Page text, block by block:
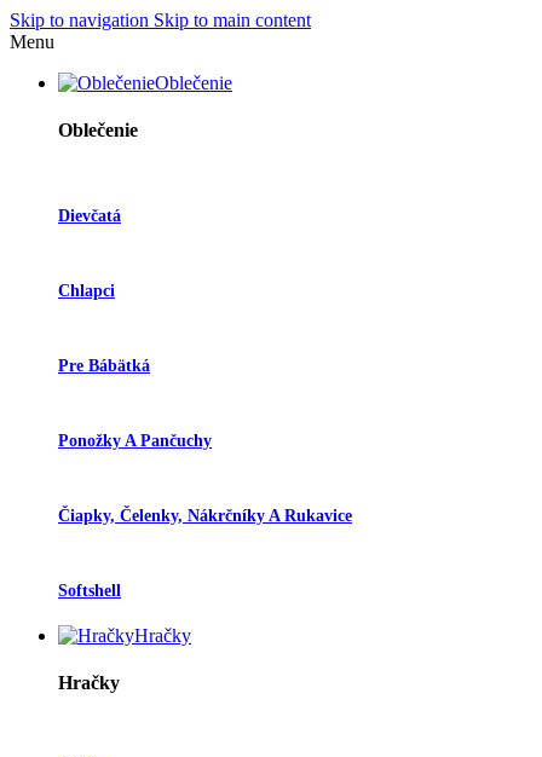
Skip to navigation Skip to main content
Menu
Oblečenie
Oblečenie
Dievčatá
Chlapci
Pre Bábätká
Ponožky A Pančuchy
Čiapky, Čelenky, Nákrčníky A Rukavice
Softshell
Hračky
Hračky